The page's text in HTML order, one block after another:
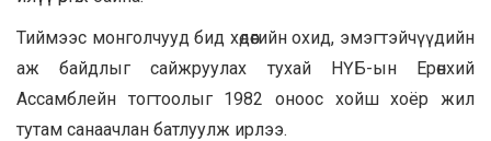
Тиймээс монголчууд бид хөдөөгийн охид, эмэгтэйчүүдийн
аж байдлыг сайжруулах тухай НҮБ-ын Ерөнхий
Ассамблейн тогтоолыг 1982 оноос хойш хоёр жил
тутам санаачлан батлуулж ирлээ.